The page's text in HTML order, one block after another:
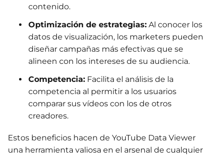
contenido.
Optimización de estrategias: Al conocer los
datos de visualización, los marketers pueden
diseñar campañas más efectivas que se
alineen con los intereses de su audiencia.
Competencia: Facilita el análisis de la
competencia al permitir a los usuarios
comparar sus vídeos con los de otros
creadores.
Estos beneficios hacen de YouTube Data Viewer
una herramienta valiosa en el arsenal de cualquier